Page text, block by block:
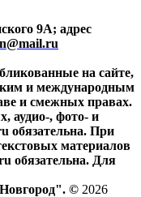
9А; адрес
на сайте,
и международным
и смежных правах.
аудио-, фото- и
обязательна. При
материалов
обязательна. Для
© 2026